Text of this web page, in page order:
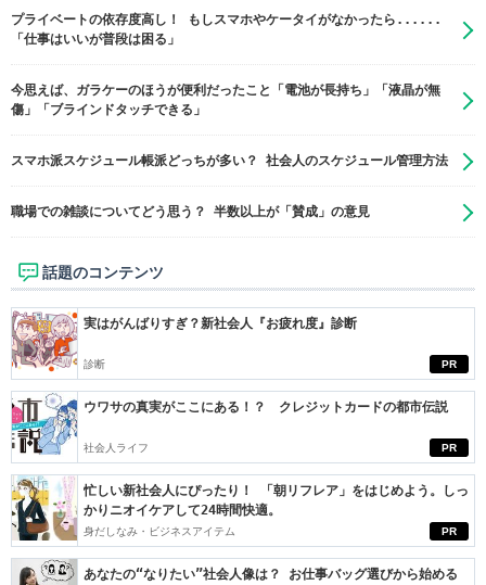
プライベートの依存度高し！ もしスマホやケータイがなかったら......
「仕事はいいが普段は困る」
今思えば、ガラケーのほうが便利だったこと「電池が長持ち」「液晶が無
傷」「ブラインドタッチできる」
スマホ派スケジュール帳派どっちが多い？ 社会人のスケジュール管理方法
職場での雑談についてどう思う？ 半数以上が「賛成」の意見
話題のコンテンツ
PR
実はがんばりすぎ？新社会人『お疲れ度』診断
診断
PR
ウワサの真実がここにある！？ クレジットカードの都市伝説
社会人ライフ
PR
忙しい新社会人にぴったり！ 「朝リフレア」をはじめよう。しっ
かりニオイケアして24時間快適。
身だしなみ・ビジネスアイテム
あなたの“なりたい”社会人像は？ お仕事バッグ選びから始める